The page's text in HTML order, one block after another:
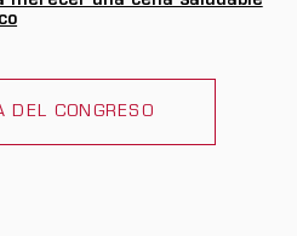
DEL CONGRESO